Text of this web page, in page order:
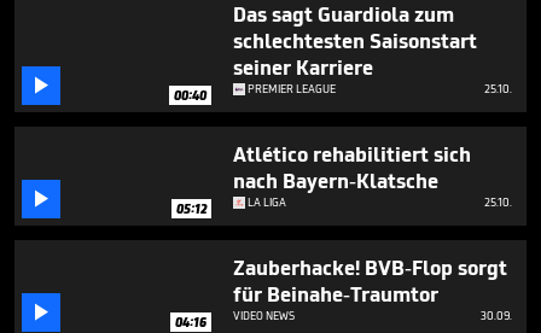
 00:40
Das sagt Guardiola zum
schlechtesten Saisonstart
seiner Karriere
PREMIER LEAGUE 25.10.
 05:12
Atlético rehabilitiert sich
nach Bayern-Klatsche
LA LIGA 25.10.
 04:16
Zauberhacke! BVB-Flop sorgt
für Beinahe-Traumtor
VIDEO NEWS 30.09.